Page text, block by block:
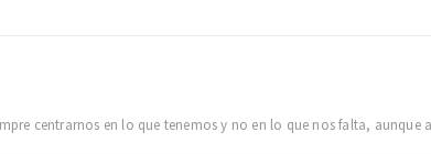
centrarnos en lo que tenemos y no en lo que nos falta, aunque